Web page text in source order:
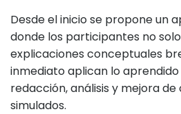
Desde el inicio se propone un
donde los participantes no
explicaciones conceptuales
inmediato aplican lo
redacción, análisis y mejora
simulados.